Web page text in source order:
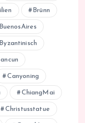
Brünn
BuenosAires
Byzantinisch
Canyoning
ChiangMai
Christusstatue